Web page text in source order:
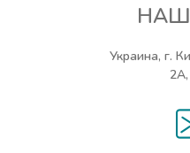
Украина, г.